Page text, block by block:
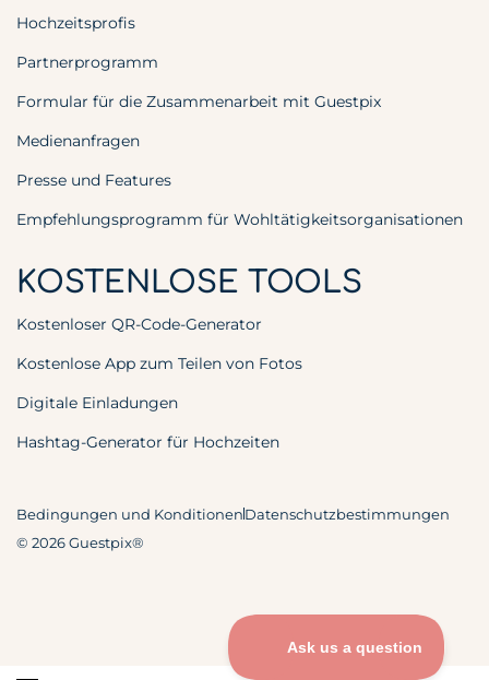
Hochzeitsprofis
Partnerprogramm
Formular für die Zusammenarbeit mit Guestpix
Medienanfragen
Presse und Features
Empfehlungsprogramm für Wohltätigkeitsorganisationen
KOSTENLOSE TOOLS
Kostenloser QR-Code-Generator
Kostenlose App zum Teilen von Fotos
Digitale Einladungen
Hashtag-Generator für Hochzeiten
© 2026 Guestpix®
Bedingungen und KonditionenDatenschutzbestimmungen